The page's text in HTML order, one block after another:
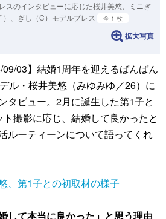
スのインタビューに応じた桜井美悠、ミニぎ
）、ぎし（C）モデルプレス
全 1 枚
拡大写真
09/03】結婚1周年を迎えるばんばん
ル・桜井美悠（みゆみゆ／26）に
タビュー。2月に誕生した第1子と
撮影に応じ、結婚して良かったと
ルーティーンについて語ってくれ
、第1子との初取材の様子
して本当に良かった」と思う理由